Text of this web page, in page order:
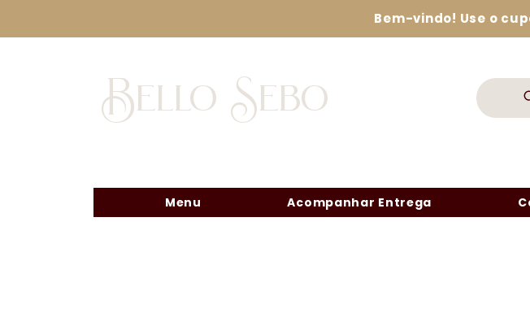
Bem-vindo! Use o
Bello Sebo
Menu Acompanhar Entrega